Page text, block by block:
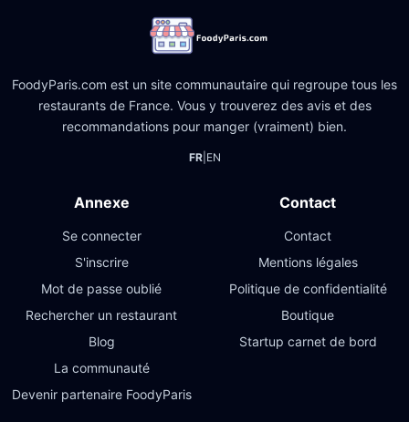
FoodyParis.com est un site communautaire qui regroupe tous les
restaurants de France. Vous y trouverez des avis et des
recommandations pour manger (vraiment) bien.
FR| EN
Annexe
Se connecter
S'inscrire
Mot de passe oublié
Rechercher un restaurant
Blog
La communauté
Devenir partenaire FoodyParis
Contact
Contact
Mentions légales
Politique de confidentialité
Boutique
Startup carnet de bord